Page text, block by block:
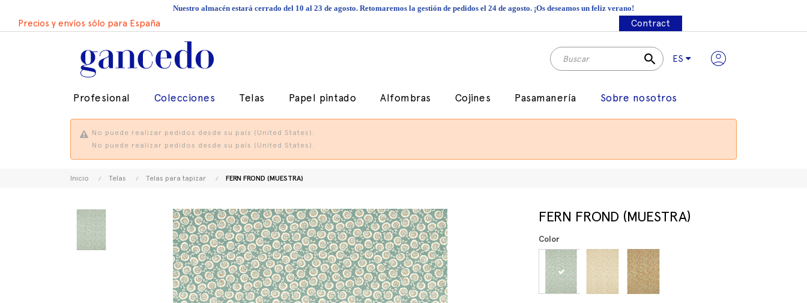
Nuestro almacén estará cerrado del 10 al 23 de agosto. Retomaremos la gestión de pedidos el 24 de agosto. ¡Os deseamos un feliz verano!
Precios y envíos sólo para España Contract
search ES
Profesional Colecciones Telas Papel pintado Alfombras Cojines Pasamanería Sobre nosotros
No puede realizar pedidos desde su país (United States).
No puede realizar pedidos desde su país (United States).
Inicio Telas Telas para tapizar FERN FROND (MUESTRA)
FERN FROND (MUESTRA)
Color